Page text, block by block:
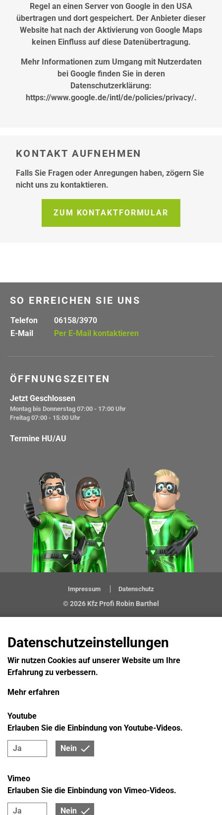
Regel an einen Server von Google in den USA
übertragen und dort gespeichert. Der Anbieter dieser
Website hat nach der Aktivierung von Google Maps
keinen Einfluss auf diese Datenübertragung.
Mehr Informationen zum Umgang mit Nutzerdaten
bei Google finden Sie in deren
Datenschutzerklärung:
https://www.google.de/intl/de/policies/privacy/.
KONTAKT AUFNEHMEN
Falls Sie Fragen oder Anregungen haben, zögern Sie
nicht uns zu kontaktieren.
ZUM KONTAKTFORMULAR
SO ERREICHEN SIE UNS
Telefon
06158/3970
E-Mail
Per E-Mail kontaktieren
ÖFFNUNGSZEITEN
Jetzt Geschlossen
Montag bis Donnerstag 07:00 - 17:00 Uhr
Freitag 07:00 - 15:00 Uhr
Termine HU/AU
Impressum Datenschutz
© 2026 Kfz Profi Robin Barthel
Datenschutzeinstellungen
Wir nutzen Cookies auf unserer Website um Ihre
Erfahrung zu verbessern.
Mehr erfahren
Ja Nein
Youtube
Erlauben Sie die Einbindung von Youtube-Videos.
Ja Nein
Vimeo
Erlauben Sie die Einbindung von Vimeo-Videos.